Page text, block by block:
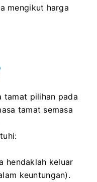
mengikut harga
tamat pilihan pada
tamat semasa
hendaklah keluar
keuntungan).